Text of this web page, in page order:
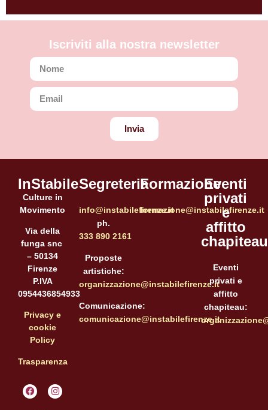
Iscriviti alla nostra newsletter
Invia
InStabile
Culture in
Movimento
Via della
funga snc
– 50134
Firenze
P.IVA
0954436854933
Privacy e
cookie
Policy
Trasparenza
Segreteria
info@instabilefirenze.it
ph.
333 890 2161
Proposte
artistiche:
organizzazione@instabilefirenze.it
Comunicazione:
comunicazione@instabilefirenze.it
Formazione
formazione@instabilefirenze.it
Eventi
privati
e
affitto
chapiteau
Eventi
privati e
affitto
chapiteau: